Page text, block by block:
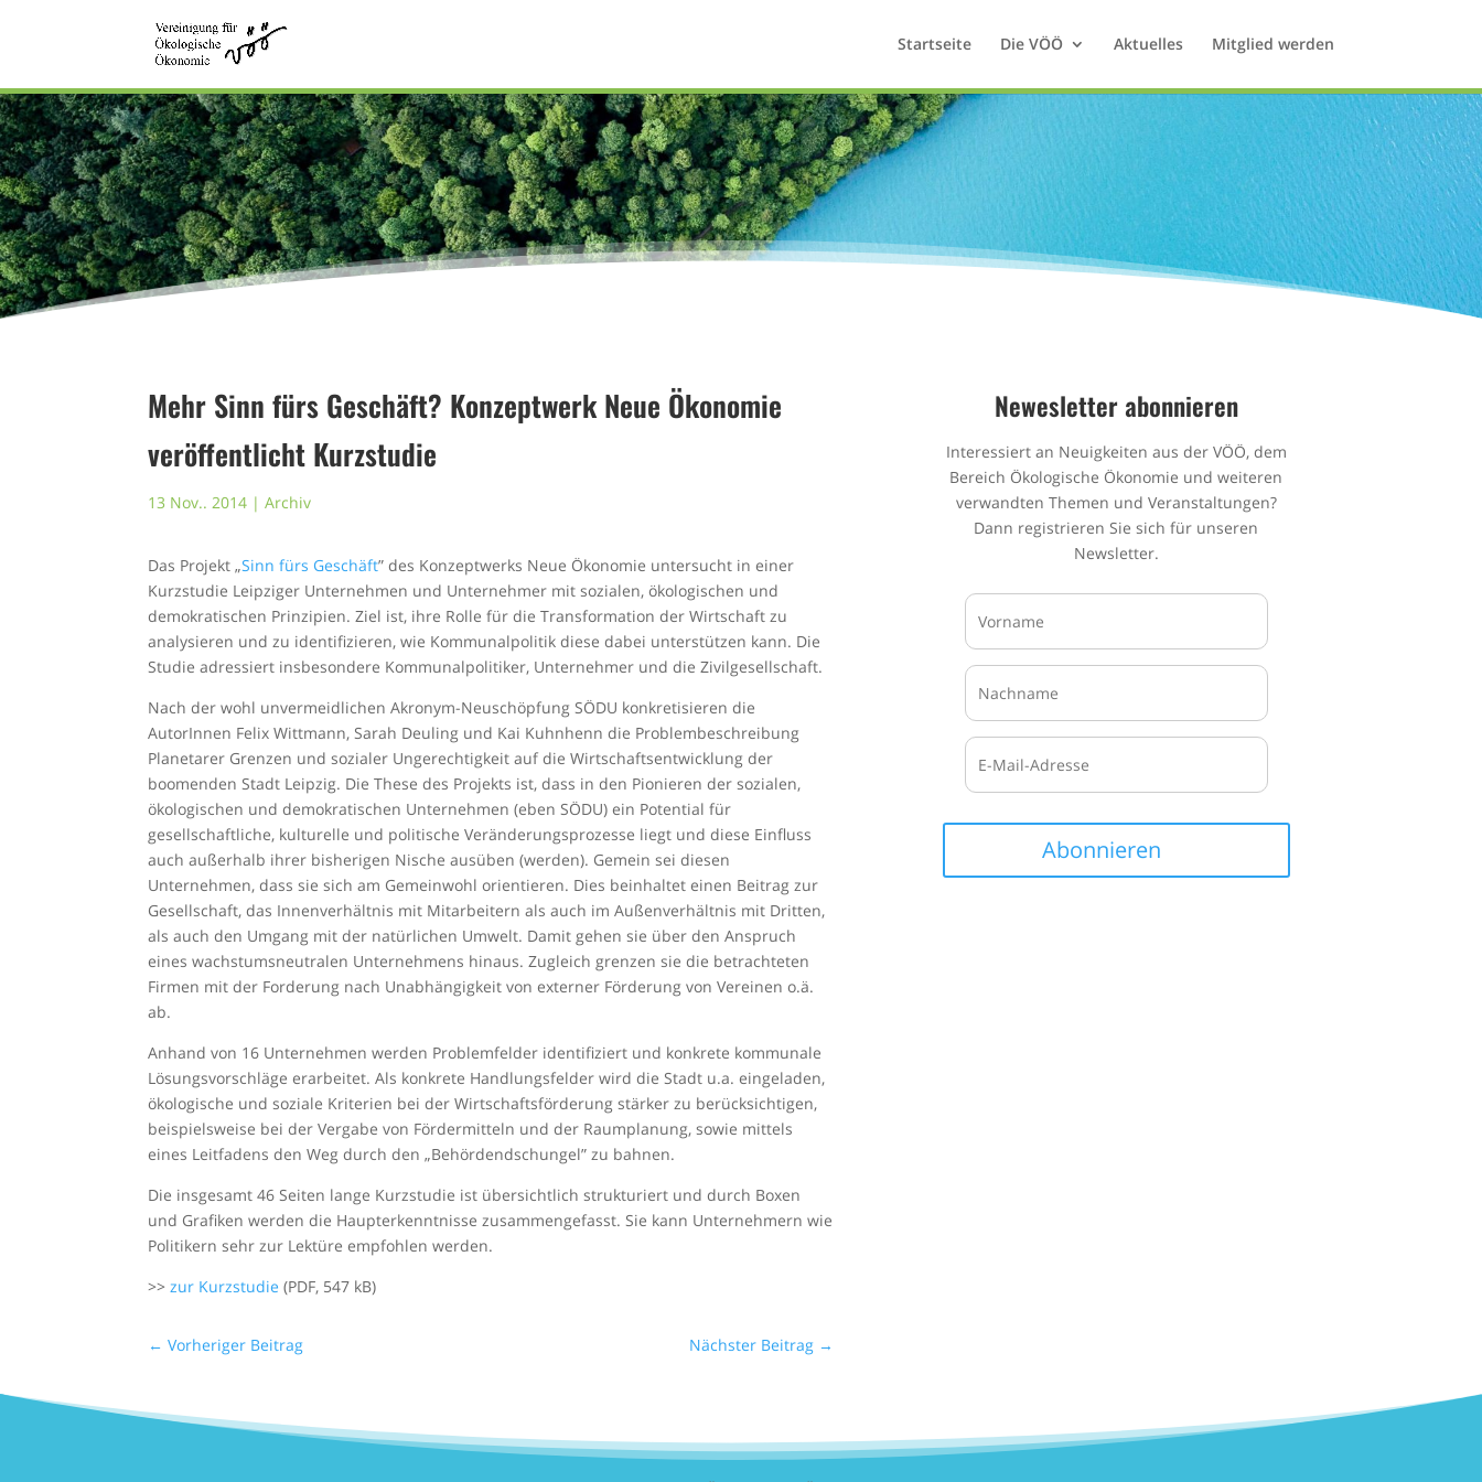
Startseite Die VÖÖ Aktuelles Mitglied werden
Mehr Sinn fürs Geschäft? Konzeptwerk Neue Ökonomie
veröffentlicht Kurzstudie
13 Nov.. 2014 |Archiv
Das Projekt „Sinn fürs Geschäft” des Konzeptwerks Neue Ökonomie untersucht in einer
Kurzstudie Leipziger Unternehmen und Unternehmer mit sozialen, ökologischen und
demokratischen Prinzipien. Ziel ist, ihre Rolle für die Transformation der Wirtschaft zu
analysieren und zu identifizieren, wie Kommunalpolitik diese dabei unterstützen kann. Die
Studie adressiert insbesondere Kommunalpolitiker, Unternehmer und die Zivilgesellschaft.
Nach der wohl unvermeidlichen Akronym-Neuschöpfung SÖDU konkretisieren die
AutorInnen Felix Wittmann, Sarah Deuling und Kai Kuhnhenn die Problembeschreibung
Planetarer Grenzen und sozialer Ungerechtigkeit auf die Wirtschaftsentwicklung der
boomenden Stadt Leipzig. Die These des Projekts ist, dass in den Pionieren der sozialen,
ökologischen und demokratischen Unternehmen (eben SÖDU) ein Potential für
gesellschaftliche, kulturelle und politische Veränderungsprozesse liegt und diese Einfluss
auch außerhalb ihrer bisherigen Nische ausüben (werden). Gemein sei diesen
Unternehmen, dass sie sich am Gemeinwohl orientieren. Dies beinhaltet einen Beitrag zur
Gesellschaft, das Innenverhältnis mit Mitarbeitern als auch im Außenverhältnis mit Dritten,
als auch den Umgang mit der natürlichen Umwelt. Damit gehen sie über den Anspruch
eines wachstumsneutralen Unternehmens hinaus. Zugleich grenzen sie die betrachteten
Firmen mit der Forderung nach Unabhängigkeit von externer Förderung von Vereinen o.ä.
ab.
Anhand von 16 Unternehmen werden Problemfelder identifiziert und konkrete kommunale
Lösungsvorschläge erarbeitet. Als konkrete Handlungsfelder wird die Stadt u.a. eingeladen,
ökologische und soziale Kriterien bei der Wirtschaftsförderung stärker zu berücksichtigen,
beispielsweise bei der Vergabe von Fördermitteln und der Raumplanung, sowie mittels
eines Leitfadens den Weg durch den „Behördendschungel” zu bahnen.
Die insgesamt 46 Seiten lange Kurzstudie ist übersichtlich strukturiert und durch Boxen
und Grafiken werden die Haupterkenntnisse zusammengefasst. Sie kann Unternehmern wie
Politikern sehr zur Lektüre empfohlen werden.
>>zur Kurzstudie (PDF, 547 kB)
←Vorheriger Beitrag Nächster Beitrag→
Newesletter abonnieren
Interessiert an Neuigkeiten aus der VÖÖ, dem
Bereich Ökologische Ökonomie und weiteren
verwandten Themen und Veranstaltungen?
Dann registrieren Sie sich für unseren
Newsletter.
Abonnieren